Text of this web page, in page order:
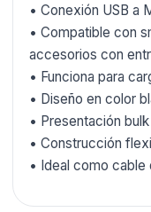
• Conexión USB a
• Compatible con
accesorios con
• Funciona para
• Diseño en color
• Presentación
• Construcción
• Ideal como